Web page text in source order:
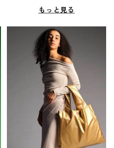
もっと見る